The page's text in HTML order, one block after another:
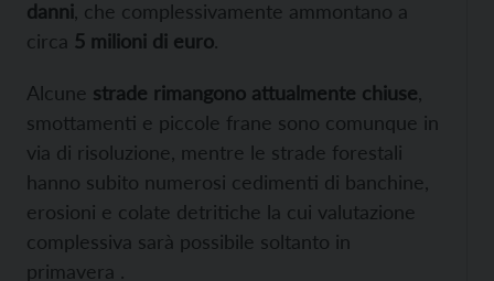
danni , che complessivamente ammontano a
circa 5 milioni di euro.
Alcune strade rimangono attualmente chiuse
smottamenti e piccole frane sono comunque in
via di risoluzione, mentre le strade forestali
hanno subito numerosi cedimenti di banchine,
erosioni e colate detritiche la cui valutazione
complessiva sarà possibile soltanto in
primavera .